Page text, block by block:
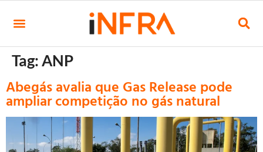
Tag:ANP
Abegás avalia que Gas Release pode
ampliar competição no gás natural